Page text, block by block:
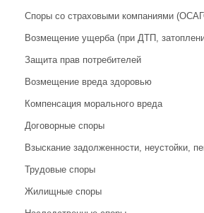
Споры со страховыми компаниями
Возмещение ущерба (при ДТП,
Защита прав потребителей
Возмещение вреда здоровью
Компенсация морального вреда
Договорные споры
Взыскание задолженности, неустойки,
Трудовые споры
Жилищные споры